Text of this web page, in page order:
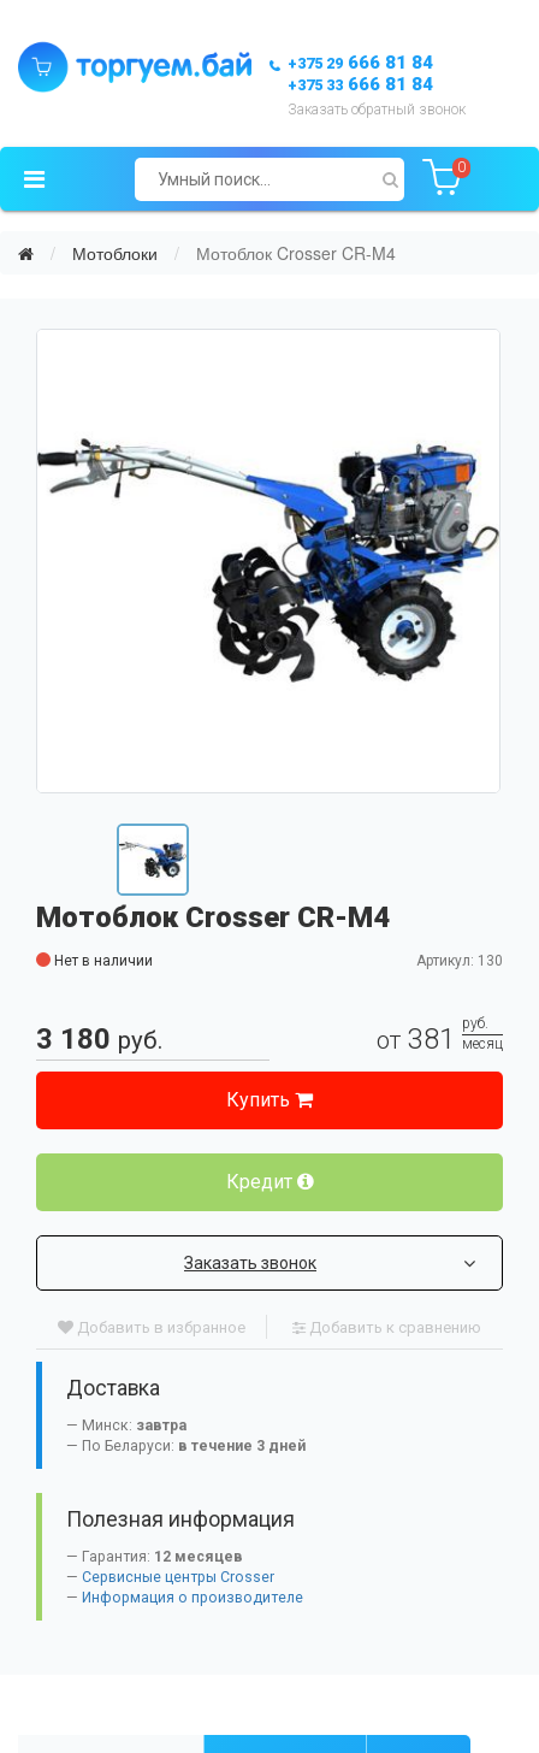
+375 29 666 81 84
+375 33 666 81 84
Заказать обратный звонок
0
Мотоблоки Мотоблок Crosser CR-M4
Мотоблок Crosser CR-M4
Нет в наличии Артикул: 130
3 180 руб. от 381
руб.
месяц
Купить
Кредит
Заказать звонок
Добавить в избранное Добавить к сравнению
Доставка
Минск: завтра
По Беларуси: в течение 3 дней
Полезная информация
Гарантия: 12 месяцев
Сервисные центры Crosser
Информация о производителе